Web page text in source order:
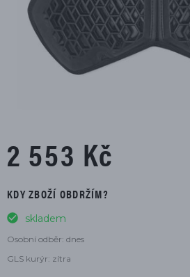
2 553 Kč
KDY ZBOŽÍ OBDRŽÍM?
skladem
Osobní odběr: dnes
GLS kurýr: zítra